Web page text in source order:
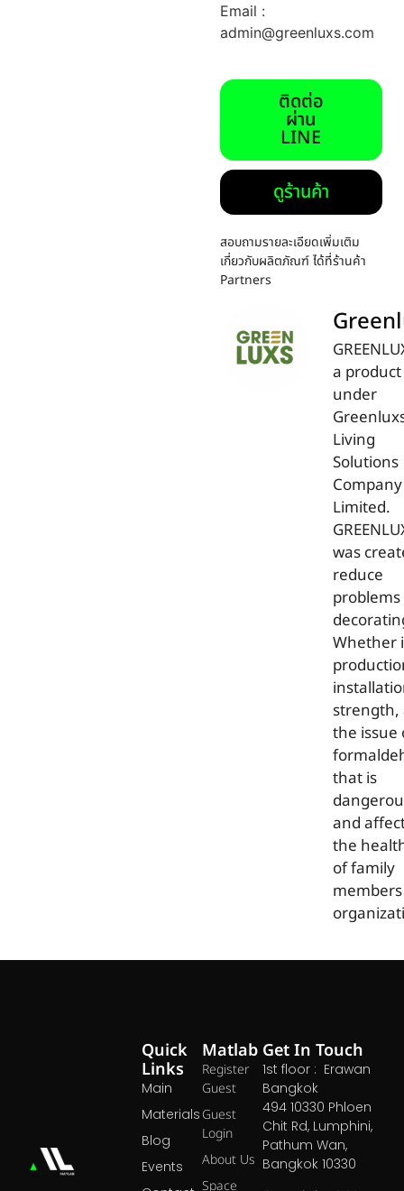
Email :
admin@greenluxs.com
ติดต่อ
ผ่าน
LINE
ดูร้านค้า
สอบถามรายละเอียดเพิ่มเติม
เกี่ยวกับผลิตภัณฑ์ ได้ที่ร้านค้า
Partners
a product
under
Living
Solutions
Company
Limited.
was
reduce
Whether
strength,
the issue
that is
and
the
of family
Matlab
Register
Guest
Guest
Login
About Us
Space
Quick
Links
Main
Materials
Blog
Events
Get In Touch
1st floor : Erawan
Bangkok
494 10330 Phloen
Chit Rd, Lumphini,
Pathum Wan,
Bangkok 10330